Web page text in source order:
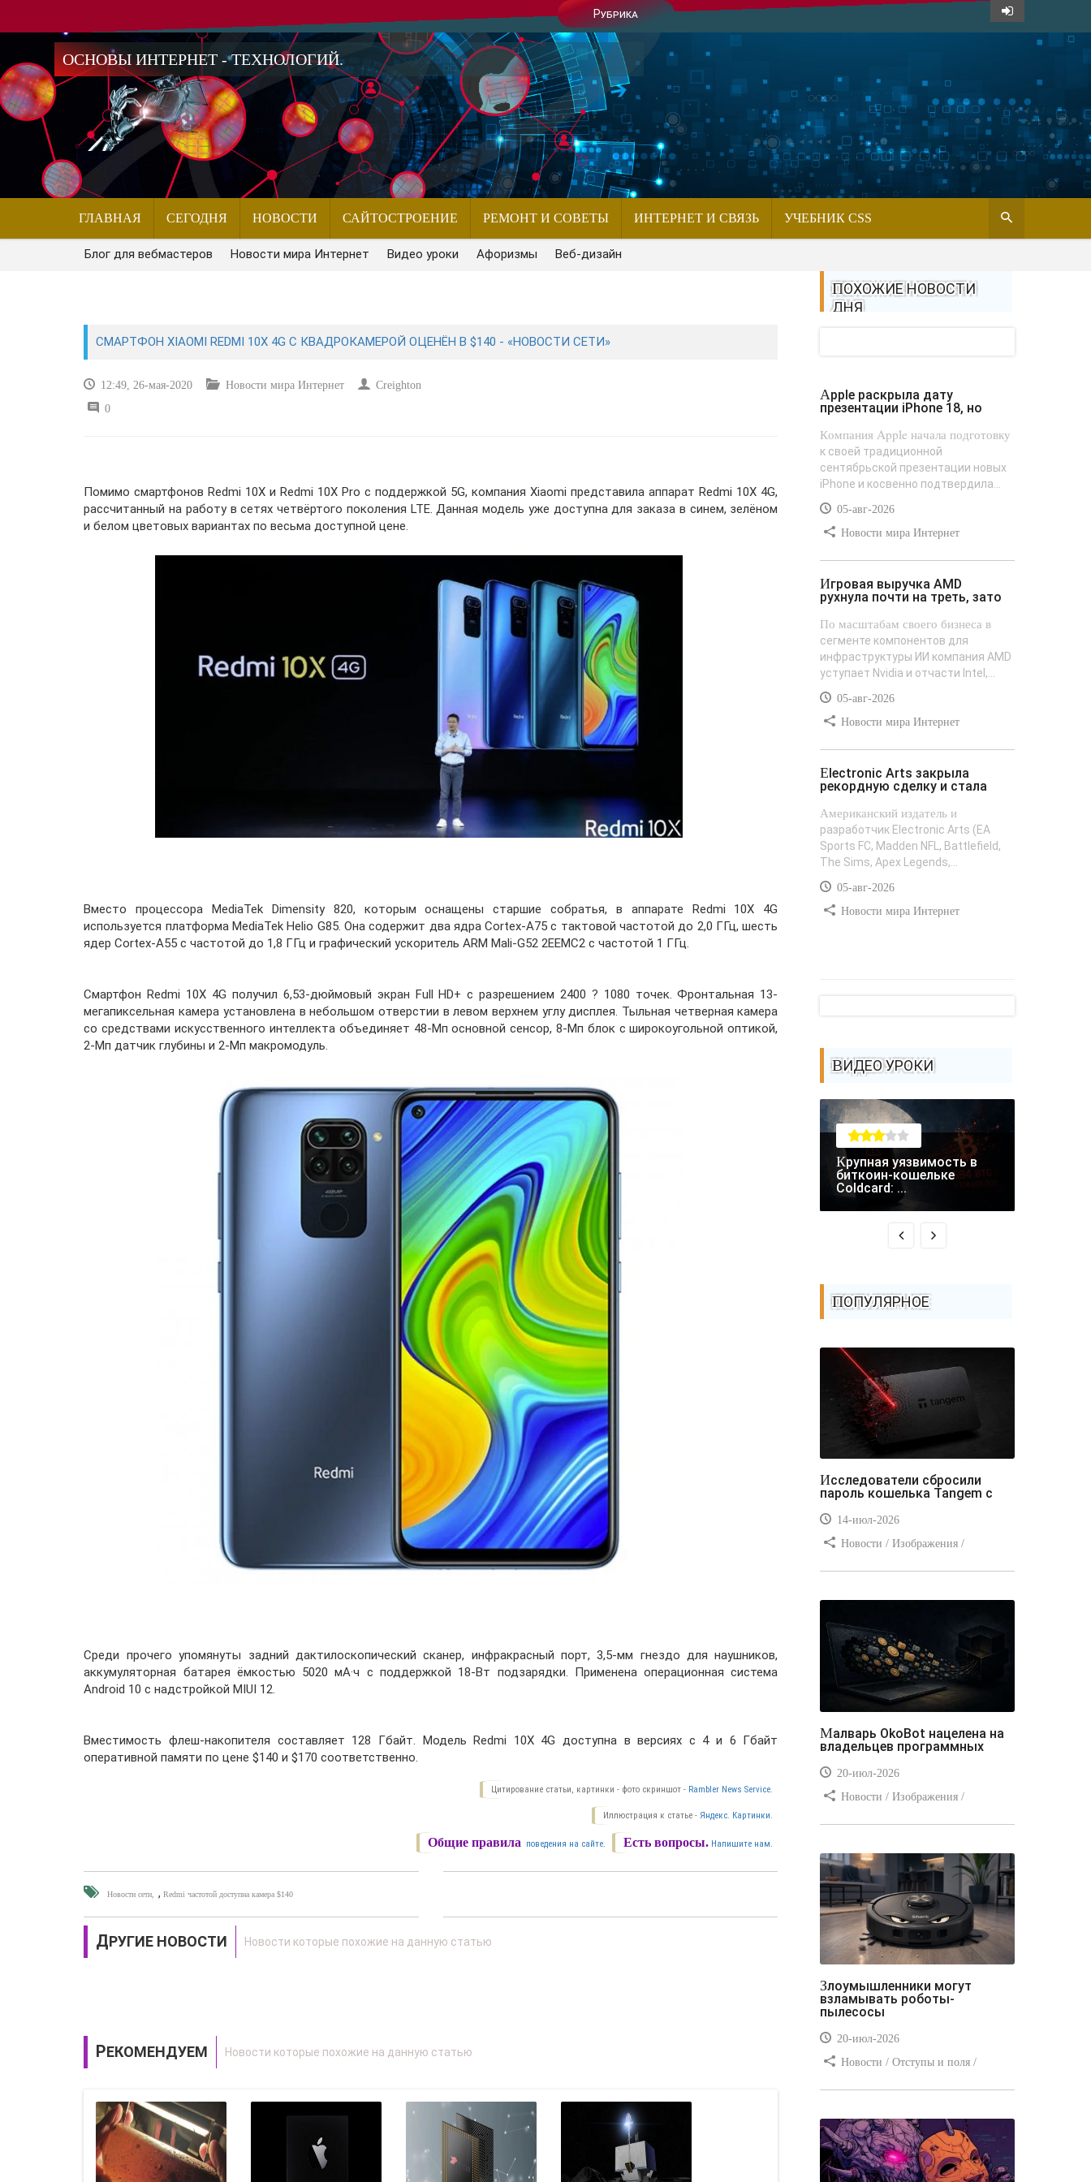
Рубрика
ОСНОВЫ ИНТЕРНЕТ - ТЕХНОЛОГИЙ.
ГЛАВНАЯ СЕГОДНЯ НОВОСТИ САЙТОСТРОЕНИЕ РЕМОНТ И СОВЕТЫ ИНТЕРНЕТ И СВЯЗЬ УЧЕБНИК CSS
Блог для вебмастеров Новости мира Интернет Видео уроки Афоризмы Веб-дизайн
СМАРТФОН XIAOMI REDMI 10X 4G С КВАДРОКАМЕРОЙ ОЦЕНЁН В $140 - «НОВОСТИ СЕТИ»
12:49, 26-мая-2020 Новости мира Интернет
Creighton
0
Помимо смартфонов Redmi 10X и Redmi 10X Pro с поддержкой 5G, компания Xiaomi представила аппарат Redmi 10X 4G,
рассчитанный на работу в сетях четвёртого поколения LTE. Данная модель уже доступна для заказа в синем, зелёном
и белом цветовых вариантах по весьма доступной цене.
Вместо процессора MediaTek Dimensity 820, которым оснащены старшие собратья, в аппарате Redmi 10X 4G
используется платформа MediaTek Helio G85. Она содержит два ядра Cortex-A75 с тактовой частотой до 2,0 ГГц, шесть
ядер Cortex-A55 с частотой до 1,8 ГГц и графический ускоритель ARM Mali-G52 2EEMC2 с частотой 1 ГГц.
Смартфон Redmi 10X 4G получил 6,53-дюймовый экран Full HD+ с разрешением 2400 ? 1080 точек. Фронтальная 13-
мегапиксельная камера установлена в небольшом отверстии в левом верхнем углу дисплея. Тыльная четверная камера
со средствами искусственного интеллекта объединяет 48-Мп основной сенсор, 8-Мп блок с широкоугольной оптикой,
2-Мп датчик глубины и 2-Мп макромодуль.
Среди прочего упомянуты задний дактилоскопический сканер, инфракрасный порт, 3,5-мм гнездо для наушников,
аккумуляторная батарея ёмкостью 5020 мА·ч с поддержкой 18-Вт подзарядки. Применена операционная система
Android 10 с надстройкой MIUI 12.
Вместимость флеш-накопителя составляет 128 Гбайт. Модель Redmi 10X 4G доступна в версиях с 4 и 6 Гбайт
оперативной памяти по цене $140 и $170 соответственно.
Цитирование статьи, картинки - фото скриншот - Rambler News Service.
Иллюстрация к статье - Яндекс. Картинки.
Есть вопросы. Напишите нам.
Общие правила поведения на сайте.
Новости сети ,Redmi частотой доступна камера $140
ДРУГИЕ НОВОСТИ
РЕКОМЕНДУЕМ
ПОХОЖИЕ НОВОСТИ
ДНЯ
Apple раскрыла дату
презентации iPhone 18, но
Компания Apple начала подготовку
к своей традиционной
сентябрьской презентации новых
iPhone и косвенно подтвердила...
05-авг-2026
Новости мира Интернет
Игровая выручка AMD
рухнула почти на треть, зато
По масштабам своего бизнеса в
сегменте компонентов для
инфраструктуры ИИ компания AMD
уступает Nvidia и отчасти Intel,...
05-авг-2026
Новости мира Интернет
Electronic Arts закрыла
рекордную сделку и стала
Американский издатель и
разработчик Electronic Arts (EA
Sports FC, Madden NFL, Battlefield,
The Sims, Apex Legends,...
05-авг-2026
Новости мира Интернет
ВИДЕО УРОКИ
Крупная уязвимость в
биткоин-кошельке
Coldcard: ...
ПОПУЛЯРНОЕ
Исследователи сбросили
пароль кошелька Tangem с
14-июл-2026
Новости / Изображения /
/ Вёрстка / Видео уроки
Малварь OkoBot нацелена на
владельцев программных
20-июл-2026
Новости / Изображения /
Самоучитель CSS / Линии и рамки /
Видео уроки / Заработок
Злоумышленники могут
взламывать роботы-
пылесосы
20-июл-2026
Новости / Отступы и поля /
/ Текст / Цвет / Видео уроки